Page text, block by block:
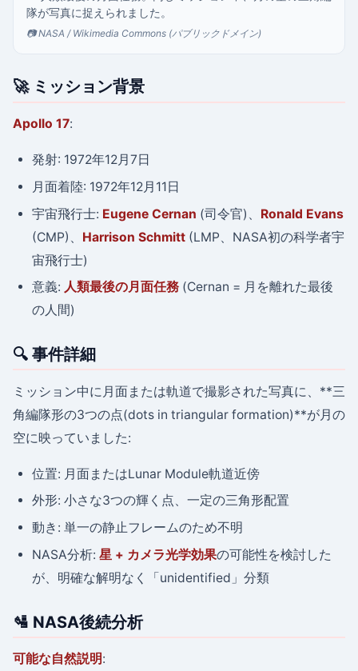
隊が写真に捉えられました。
📷 NASA / Wikimedia Commons (パブリックドメイン)
🚀 ミッション背景
Apollo 17:
発射: 1972年12月7日
月面着陸: 1972年12月11日
宇宙飛行士: Eugene Cernan (司令官)、 Ronald Evans
(CMP)、 Harrison Schmitt (LMP、NASA初の科学者宇
宙飛行士)
意義: 人類最後の月面任務 (Cernan = 月を離れた最後
の人間)
🔍 事件詳細
ミッション中に月面または軌道で撮影された写真に、**三
角編隊形の3つの点(dots in triangular formation)**が月の
空に映っていました:
位置: 月面またはLunar Module軌道近傍
外形: 小さな3つの輝く点、一定の三角形配置
動き: 単一の静止フレームのため不明
NASA分析: 星 + カメラ光学効果の可能性を検討した
が、明確な解明なく「unidentified」分類
🛂 NASA後続分析
可能な自然説明: